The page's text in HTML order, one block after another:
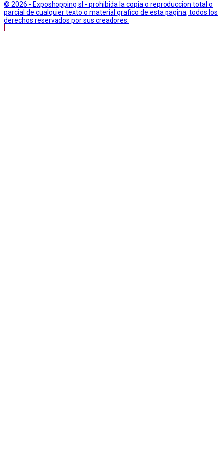
© 2026 - Exposhopping sl - prohibida la copia o reproduccion total o
parcial de cualquier texto o material grafico de esta pagina, todos los
derechos reservados por sus creadores.